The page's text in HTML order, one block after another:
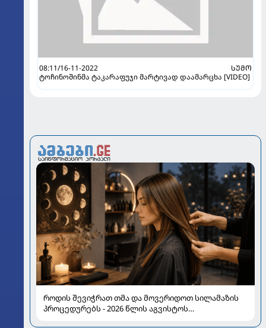
08:11/16-11-2022
ᲡᲣᲛᲝ
ტოჩინოშინმა ტაკარაფუჯი მარტივად დაამარცხა [VIDEO]
როდის შევიჭრათ თმა და მოვერიდოთ სილამაზის
პროცედურებს - 2026 წლის აგვისტოს